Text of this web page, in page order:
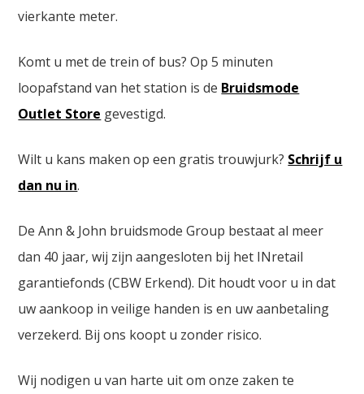
vierkante meter.
Komt u met de trein of bus? Op 5 minuten
loopafstand van het station is de Bruidsmode
Outlet Store gevestigd.
Wilt u kans maken op een gratis trouwjurk? Schrijf u
dan nu in.
De Ann & John bruidsmode Group bestaat al meer
dan 40 jaar, wij zijn aangesloten bij het INretail
garantiefonds (CBW Erkend). Dit houdt voor u in dat
uw aankoop in veilige handen is en uw aanbetaling
verzekerd. Bij ons koopt u zonder risico.
Wij nodigen u van harte uit om onze zaken te